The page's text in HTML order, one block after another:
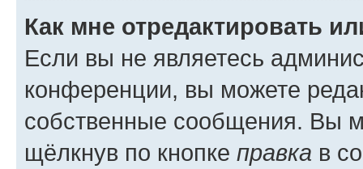
Как мне отредактировать
Если вы не являетесь
конференции, вы можете
собственные сообщения. Вы
щёлкнув по кнопке правка в